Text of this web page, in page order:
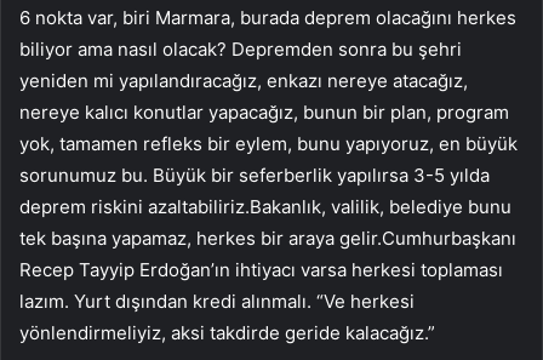
6 nokta var, biri Marmara, burada deprem olacağını herkes
biliyor ama nasıl olacak? Depremden sonra bu şehri
yeniden mi yapılandıracağız, enkazı nereye atacağız,
nereye kalıcı konutlar yapacağız, bunun bir plan, program
yok, tamamen refleks bir eylem, bunu yapıyoruz, en büyük
sorunumuz bu. Büyük bir seferberlik yapılırsa 3-5 yılda
deprem riskini azaltabiliriz.Bakanlık, valilik, belediye bunu
tek başına yapamaz, herkes bir araya gelir.Cumhurbaşkanı
Recep Tayyip Erdoğan’ın ihtiyacı varsa herkesi toplaması
lazım. Yurt dışından kredi alınmalı. “Ve herkesi
yönlendirmeliyiz, aksi takdirde geride kalacağız.”